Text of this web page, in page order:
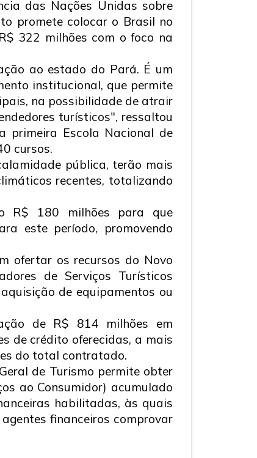
das Nações Unidas sobre
promete colocar o Brasil no
322 milhões com o foco na
ao estado do Pará. É um
institucional, que permite
na possibilidade de atrair
turísticos", ressaltou
primeira Escola Nacional de
cursos.
pública, terão mais
recentes, totalizando
R$ 180 milhões para que
este período, promovendo
ofertar os recursos do Novo
de Serviços Turísticos
de equipamentos ou
de R$ 814 milhões em
de crédito oferecidas, a mais
do total contratado.
de Turismo permite obter
ao Consumidor) acumulado
habilitadas, às quais
financeiros comprovar